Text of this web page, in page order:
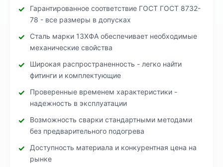
Гарантированное соответствие ГОСТ ГОСТ 8732-
78 - все размеры в допусках
Сталь марки 13ХФА обеспечивает необходимые
механические свойства
Широкая распространенность - легко найти
фитинги и комплектующие
Проверенные временем характеристики -
надежность в эксплуатации
Возможность сварки стандартными методами
без предварительного подогрева
Доступность материала и конкурентная цена на
рынке